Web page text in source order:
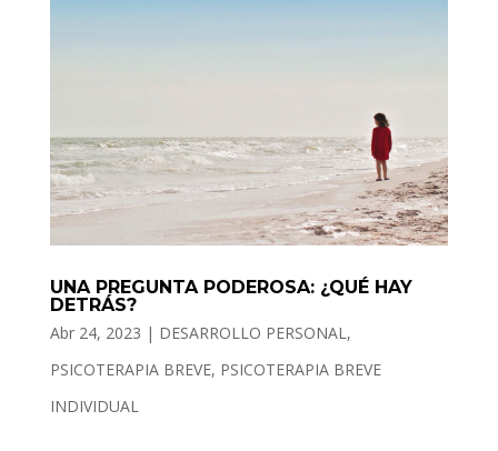
UNA PREGUNTA PODEROSA: ¿QUÉ HAY
DETRÁS?
Abr 24, 2023 | DESARROLLO PERSONAL,
PSICOTERAPIA BREVE, PSICOTERAPIA BREVE
INDIVIDUAL